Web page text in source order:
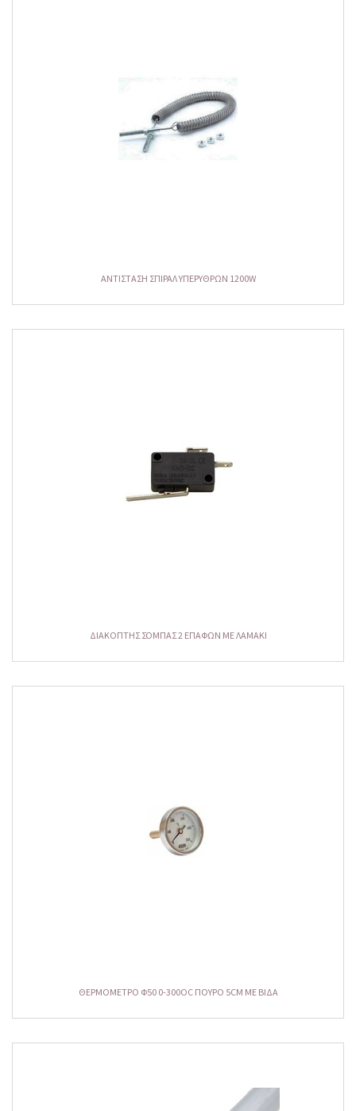
ΑΝΤΙΣΤΑΣΗ ΣΠΙΡΑΛ ΥΠΕΡΥΘΡΩΝ 1200W
ΔΙΑΚΟΠΤΗΣ ΣΟΜΠΑΣ 2 ΕΠΑΦΩΝ ΜΕ ΛΑΜΑΚΙ
ΘΕΡΜΟΜΕΤΡΟ Φ50 0-300ΟC ΠΟΥΡΟ 5CM ΜΕ ΒΙΔΑ